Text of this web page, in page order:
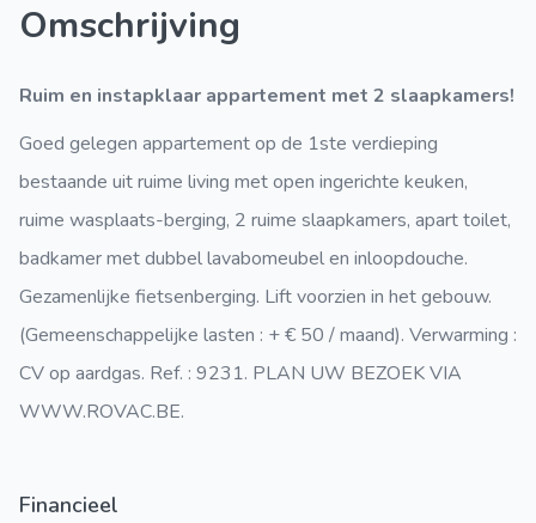
Omschrijving
Ruim en instapklaar appartement met 2 slaapkamers!
Goed gelegen appartement op de 1ste verdieping
bestaande uit ruime living met open ingerichte keuken,
ruime wasplaats-berging, 2 ruime slaapkamers, apart toilet,
badkamer met dubbel lavabomeubel en inloopdouche.
Gezamenlijke fietsenberging. Lift voorzien in het gebouw.
(Gemeenschappelijke lasten : + € 50 / maand). Verwarming :
CV op aardgas. Ref. : 9231. PLAN UW BEZOEK VIA
WWW.ROVAC.BE.
Financieel